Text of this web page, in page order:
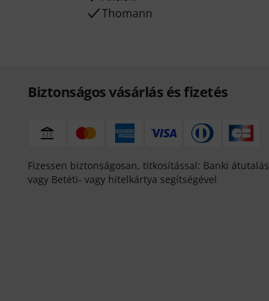
Thomann
Biztonságos vásárlás és fizetés
Fizessen biztonságosan, titkosítással: Banki átutalás
vagy Betéti- vagy hitelkártya segítségével